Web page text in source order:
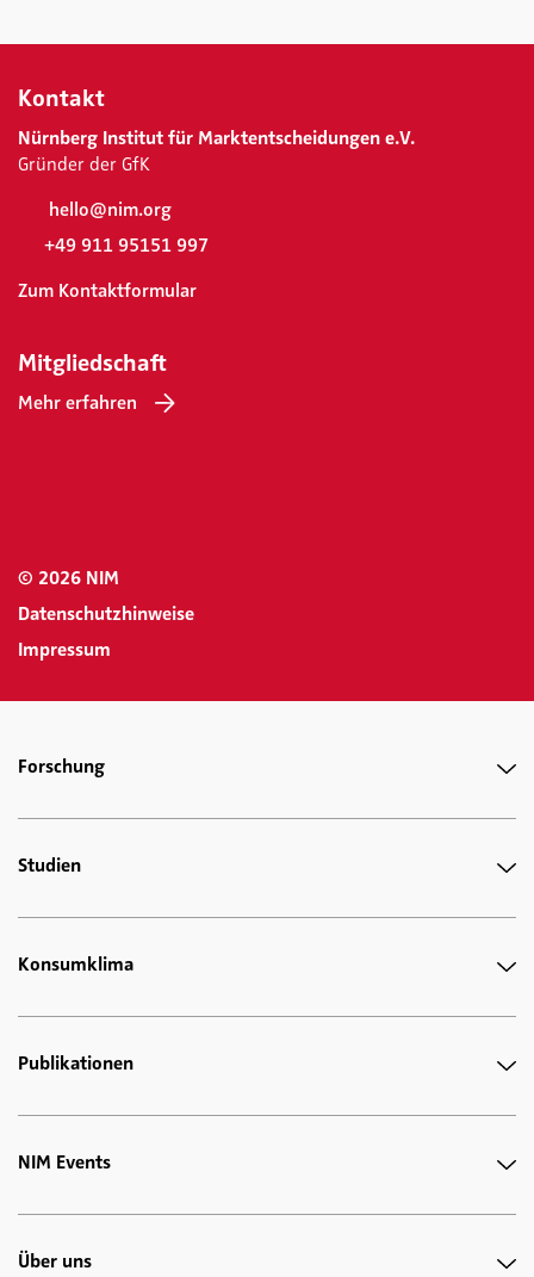
Kontakt
Nürnberg Institut für Marktentscheidungen e.V.
Gründer der GfK
hello@nim.org
+49 911 95151 997
Zum Kontaktformular
Mitgliedschaft
Mehr erfahren
© 2026 NIM
Datenschutzhinweise
Impressum
Forschung
Studien
Konsumklima
Publikationen
NIM Events
Über uns